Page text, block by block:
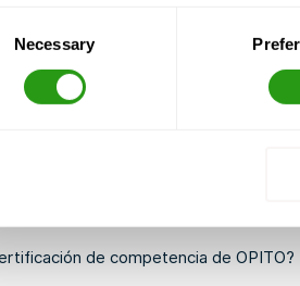
Necessary
de establecer un sistema de
los supervisores suelen apoyar a
parte de responsabilidad. Se
y los contratistas
actual ante cada uno de ellos.
como a organizaciones a
específica, no dude en
de competencia de OPITO?